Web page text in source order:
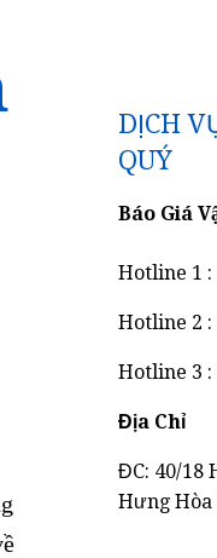
DỊCH
QUÝ
Báo Giá
Hotline 1 :
Hotline 2 :
Hotline 3 :
Địa Chỉ
ĐC: 40/18
Hưng Hòa